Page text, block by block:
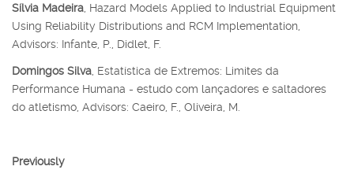
Sílvia Madeira , Hazard Models Applied to Industrial Equipment
Using Reliability Distributions and RCM Implementation,
Advisors: Infante, P., Didlet, F.
Domingos Silva, Estatística de Extremos: Limites da
Performance Humana - estudo com lançadores e saltadores
do atletismo, Advisors: Caeiro, F., Oliveira, M.
Previously